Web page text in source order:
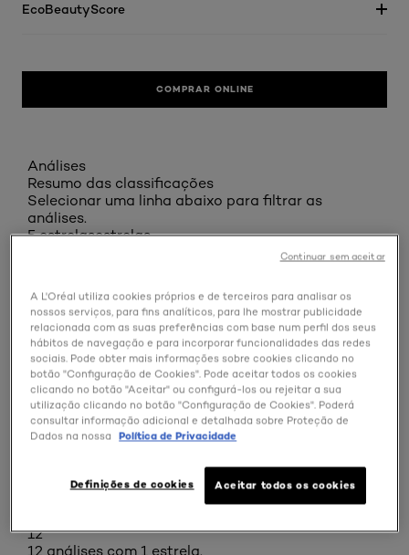
EcoBeautyScore
COMPRAR ONLINE
Análises
Resumo das classificações
Selecionar uma linha abaixo para filtrar as
análises.
5 estrelasestrelas
4 estrelasestrelas
25
25 análises com 4 estrelas.
3 estrelasestrelas
7
7 análises com 3 estrelas.
2 estrelasestrelas
2 análises com 2 estrelas.
12
12 análises com 1 estrela.
A L'Oréal utiliza cookies próprios e de terceiros para analisar os
nossos serviços, para fins analíticos, para lhe mostrar publicidade
relacionada com as suas preferências com base num perfil dos seus
hábitos de navegação e para incorporar funcionalidades das redes
sociais. Pode obter mais informações sobre cookies clicando no
botão "Configuração de Cookies". Pode aceitar todos os cookies
clicando no botão "Aceitar" ou configurá-los ou rejeitar a sua
utilização clicando no botão "Configuração de Cookies". Poderá
consultar informação adicional e detalhada sobre Proteção de
Dados na nossa
Política de Privacidade
Definições de cookies Aceitar todos os cookies
Continuar sem aceitar